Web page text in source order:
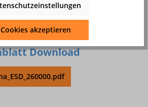
Download
Cookies akzeptieren